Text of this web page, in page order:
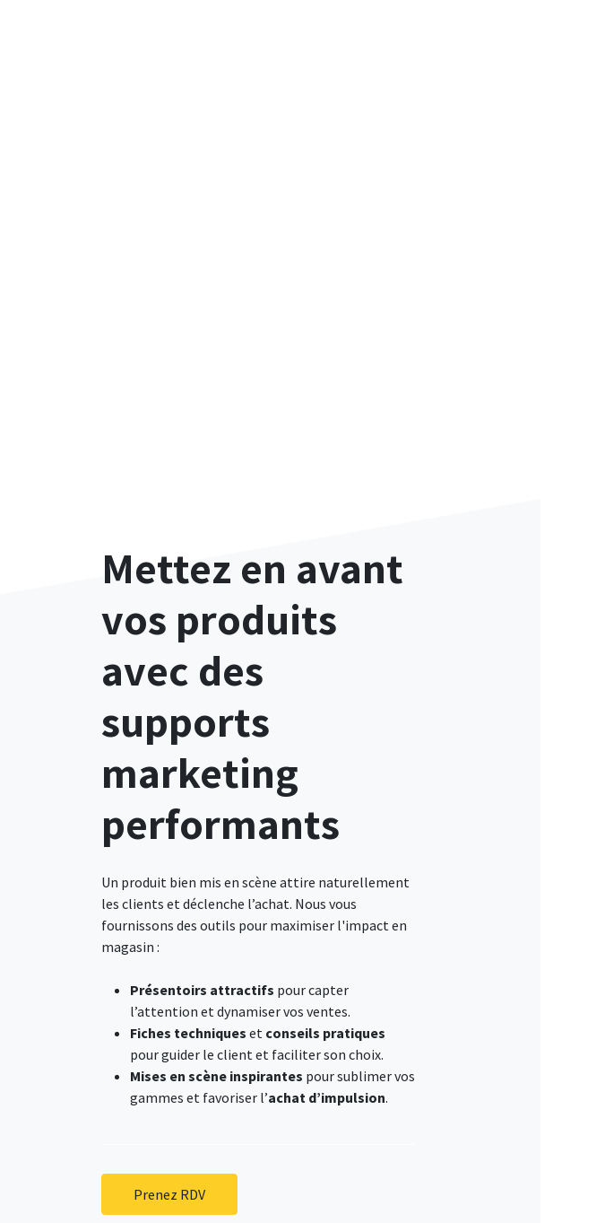
Mettez en avant
vos produits
avec des
supports
marketing
performants
Un produit bien mis en scène attire naturellement
les clients et déclenche l’achat. Nous vous
fournissons des outils pour maximiser l'impact en
magasin :
Présentoirs attractifs pour capter
l’attention et dynamiser vos ventes.
Fiches techniques et conseils pratiques
pour guider le client et faciliter son choix.
Mises en scène inspirantes pour sublimer vos
gammes et favoriser l’achat d’impulsion.
Prenez RDV